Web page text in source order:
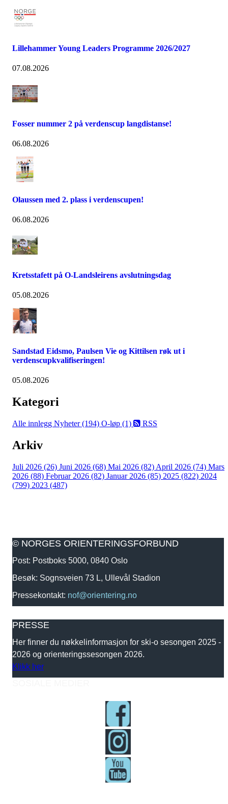
Lillehammer Young Leaders Programme 2026/2027
07.08.2026
Fosser nummer 2 på verdenscup langdistanse!
06.08.2026
Olaussen med 2. plass i verdenscupen!
06.08.2026
Kretsstafett på O-Landsleirens avslutningsdag
05.08.2026
Sandstad Eidsmo, Paulsen Vie og Kittilsen røk ut i
verdenscupkvalifiseringen!
05.08.2026
Kategori
Alle innlegg Nyheter (194) O-løp (1) RSS
Arkiv
Juli 2026 (26) Juni 2026 (68) Mai 2026 (82) April 2026 (74) Mars
2026 (88) Februar 2026 (82) Januar 2026 (85) 2025 (822) 2024
(799) 2023 (487)
© NORGES ORIENTERINGSFORBUND
Post: Postboks 5000, 0840 Oslo
Besøk: Sognsveien 73 L, Ullevål Stadion
Pressekontakt: nof@orientering.no
PRESSE
Her finner du nøkkelinformasjon for ski-o sesongen 2025 -
2026 og orienteringssesongen 2026.
Klikk her